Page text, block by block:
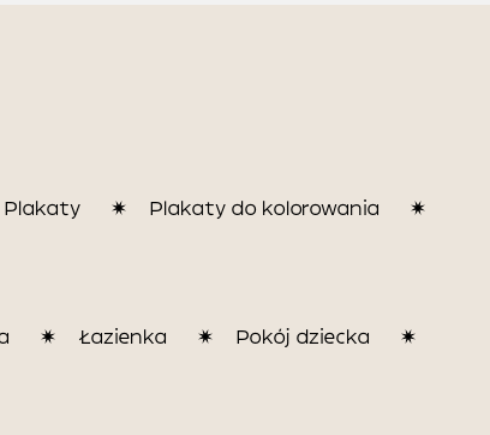
Plakaty
Plakaty do kolorowania
Łazienka
Pokój dziecka